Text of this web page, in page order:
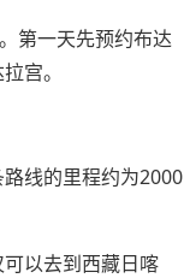
第一天先预约布达
宫。
线的里程约为2000
以去到西藏日喀